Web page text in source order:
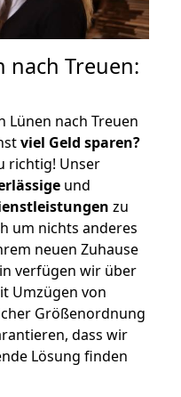
nach Treuen:
Lünen nach Treuen
viel Geld sparen?
richtig! Unser
und
zu
um nichts anderes
neuen Zuhause
verfügen wir über
Umzügen von
Größenordnung
dass wir
Lösung finden